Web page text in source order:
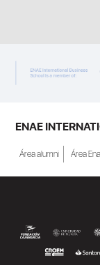
ENAE
Área alumni Área